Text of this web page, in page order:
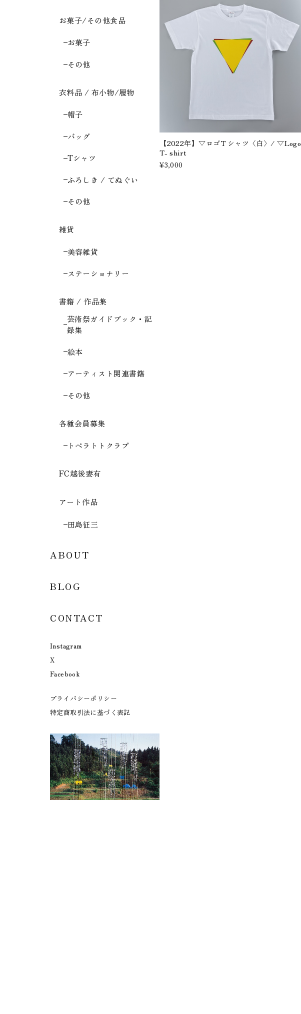
お菓子/その他食品
お菓子
その他
衣料品 / 布小物/履物
帽子
バッグ
Tシャツ
ふろしき / てぬぐい
その他
雑貨
美容雑貨
ステーショナリー
書籍 / 作品集
芸術祭ガイドブック・記
録集
絵本
アーティスト関連書籍
その他
各種会員募集
トペラトトクラブ
FC越後妻有
アート作品
田島征三
ABOUT
BLOG
CONTACT
Instagram
X
Facebook
プライバシーポリシー
特定商取引法に基づく表記
【2022年】▽ロゴＴシャツ〈白〉/ ▽Logo
T- shirt
¥3,000